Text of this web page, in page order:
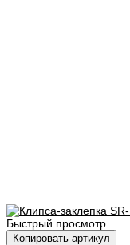
Быстрый просмотр
Копировать артикул